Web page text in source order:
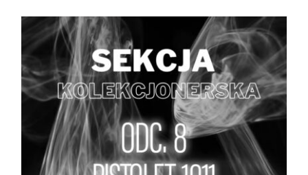
DODAJ DO KOSZYKA SZCZEGÓŁY